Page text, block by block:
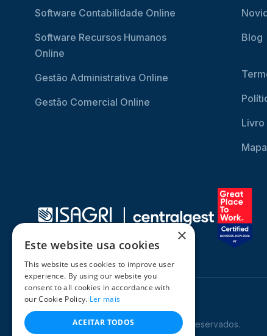
Software Contabilidade Online
Software Recursos Humanos
Online
Gestão Administrativa Online
Gestão Comercial Online
Blog
Livro
© 2026 CentralGest. Todos os direitos reservados.
×
Este website usa cookies
This website uses cookies to improve user
experience. By using our website you
consent to all cookies in accordance with
our Cookie Policy. Ler mais
ACEITAR TODOS